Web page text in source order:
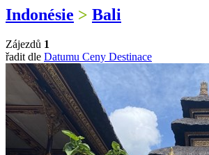
Indonésie > Bali
Zájezdů 1
řadit dle Datumu Ceny Destinace